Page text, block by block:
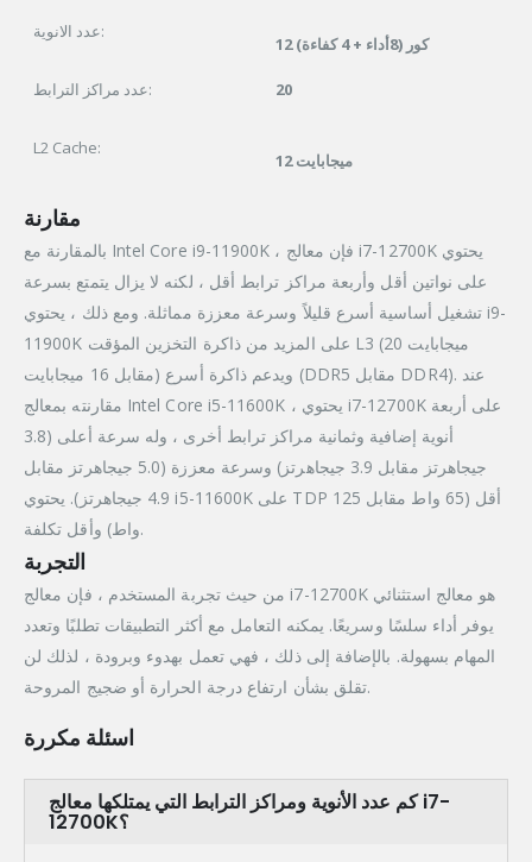
عدد الانوية:
12 كور (8أداء + 4 كفاءة)
عدد مراكز الترابط: 20
L2 Cache:
12 ميجابايت
مقارنة
بالمقارنة مع Intel Core i9-11900K ، فإن معالج i7-12700K يحتوي
على نواتين أقل وأربعة مراكز ترابط أقل ، لكنه لا يزال يتمتع بسرعة
تشغيل أساسية أسرع قليلاً وسرعة معززة مماثلة. ومع ذلك ، يحتوي i9-
11900K على المزيد من ذاكرة التخزين المؤقت L3 (20 ميجابايت
مقابل 16 ميجابايت) ويدعم ذاكرة أسرع (DDR5 مقابل DDR4). عند
مقارنته بمعالج Intel Core i5-11600K ، يحتوي i7-12700K على أربعة
أنوية إضافية وثمانية مراكز ترابط أخرى ، وله سرعة أعلى (3.8
جيجاهرتز مقابل 3.9 جيجاهرتز) وسرعة معززة (5.0 جيجاهرتز مقابل
4.9 جيجاهرتز). يحتوي i5-11600K على TDP أقل (65 واط مقابل 125
واط) وأقل تكلفة.
التجربة
من حيث تجربة المستخدم ، فإن معالج i7-12700K هو معالج استثنائي
يوفر أداء سلسًا وسريعًا. يمكنه التعامل مع أكثر التطبيقات تطلبًا وتعدد
المهام بسهولة. بالإضافة إلى ذلك ، فهي تعمل بهدوء وبرودة ، لذلك لن
تقلق بشأن ارتفاع درجة الحرارة أو ضجيج المروحة.
اسئلة مكررة
كم عدد الأنوية ومراكز الترابط التي يمتلكها معالج i7-
12700K؟